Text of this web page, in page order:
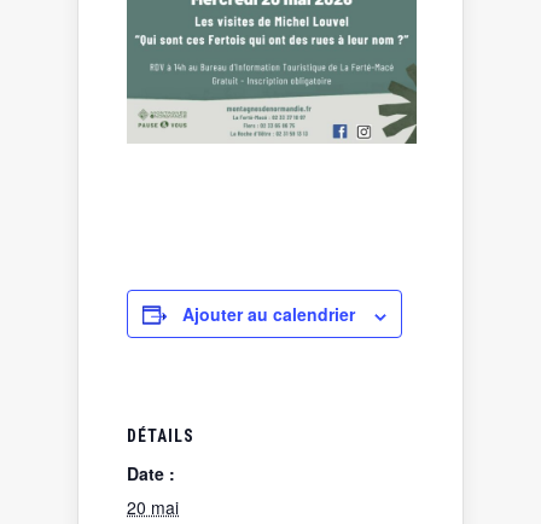
Ajouter au calendrier
DÉTAILS
Date :
20 mai